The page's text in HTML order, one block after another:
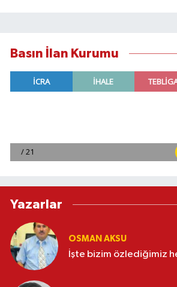
Basın İlan Kurumu
Yazarlar
OSMAN AKSU
İşte bizim özlediğimiz